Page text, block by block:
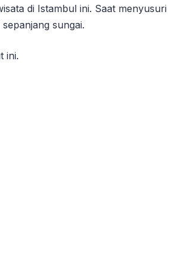
di Istambul ini. Saat menyusuri
sungai.
ini.